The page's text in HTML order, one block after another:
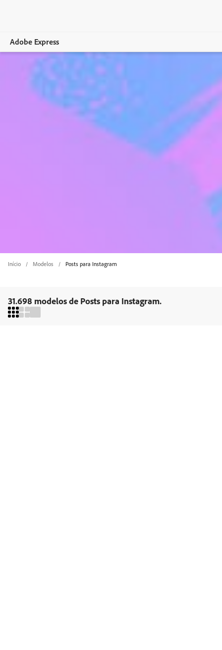
Adobe Express
Início Modelos Posts para Instagram
31.698 modelos de Posts para Instagram.